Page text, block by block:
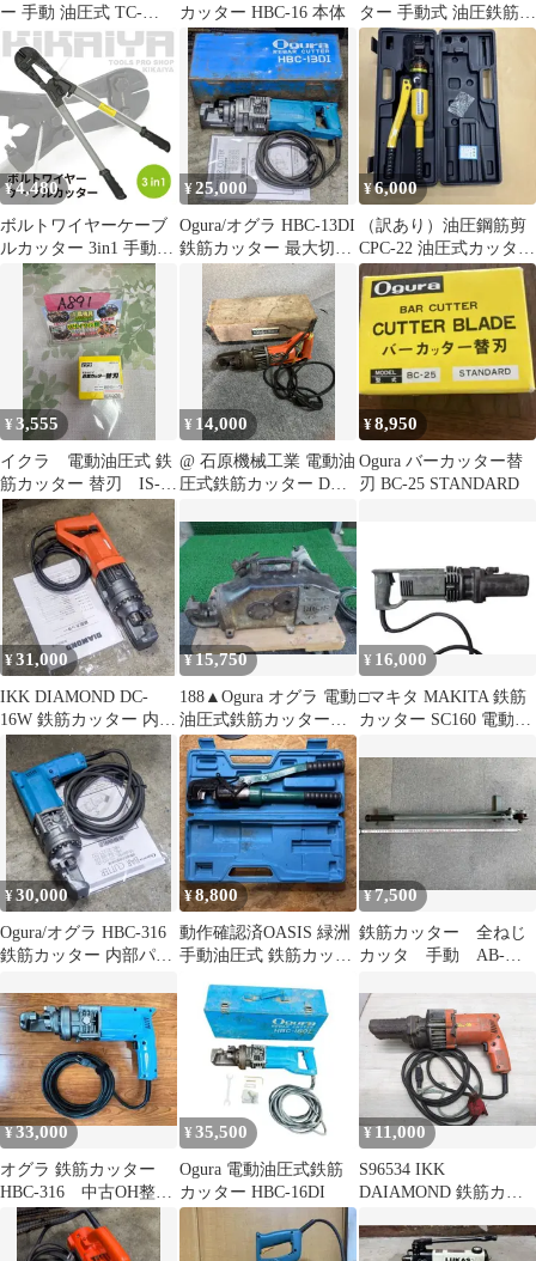
ー 手動 油圧式 TC-
16HB
カッター HBC-16 本体
ター 手動式 油圧鉄筋カ
ッター 切断能力12t 切
断4mm～22mm 電源不
要 専用ケース付き ［鉄
筋 カッター 切断機 手
動 油圧 カット 切断 鉄
筋切断 作業 工具 12T
12トン］ A22C
¥4,480
ボルトワイヤーケーブ
ルカッター 3in1 手動
ボルト ワイヤー ケーブ
ル カッター 鉄筋カッタ
ー ボルトクリッパー レ
バーカッター KIKAIYA
¥25,000
Ogura/オグラ HBC-13DI
鉄筋カッター 最大切断
13mm 分解整備品
¥6,000
（訳あり）油圧鋼筋剪
CPC-22 油圧式カッター
本体
¥3,555
イクラ 電動油圧式 鉄
筋カッター 替刃 IS-
19SC、IS-22SC対応
未使用（長期保管品）
¥ 14,000
@ 石原機械工業 電動油
圧式鉄筋カッター DC-
¥8,950
Ogura バーカッター替
刃 BC-25 STANDARD
¥31,000
IKK DIAMOND DC-
16W 鉄筋カッター 内部
パッキン交換 分解整備
品
¥15,750
188▲Ogura オグラ 電動
油圧式鉄筋カッター
BC-19
¥ 16,000
□マキタ MAKITA 鉄筋
カッター SC160 電動油
¥30,000
Ogura/オグラ HBC-316
鉄筋カッター 内部パッ
¥8,800
動作確認済OASIS 緑洲
手動油圧式 鉄筋カッタ
ッター
¥7,500
鉄筋カッター 全ねじ
カッタ 手動 AB-
未使用品
¥33,000
オグラ 鉄筋カッター
HBC-316 中古OH整備
¥ 35,500
Ogura 電動油圧式鉄筋
カッター HBC-16DI
¥11,000
S96534 IKK
DAIAMOND 鉄筋カッ
DC-13LV